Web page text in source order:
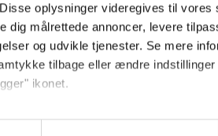
oplysninger videregives til vores
dig målrettede annoncer, levere
og udvikle tjenester. Se mere
tilbage eller ændre indstillinger
ikonet.